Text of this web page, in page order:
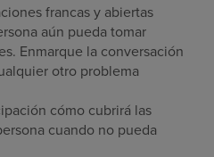
francas y abiertas
aún pueda tomar
Enmarque la conversación
otro problema
cómo cubrirá las
cuando no pueda